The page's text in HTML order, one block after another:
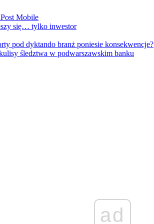
Mobile
się… tylko inwestor
pod dyktando branż poniesie konsekwencje?
śledztwa w podwarszawskim banku
ad